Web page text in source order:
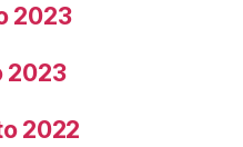
2023
2023
2022